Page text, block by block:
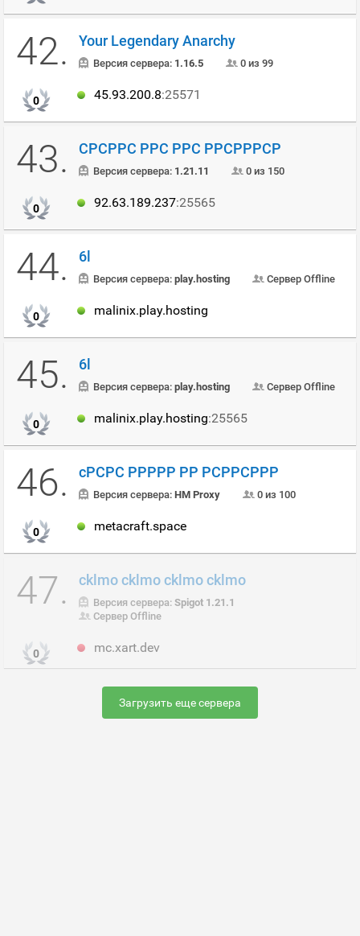
42. Your Legendary Anarchy
Версия сервера: 1.16.5 0 из 99
0 45.93.200.8:25571
43. СРСРРС РРС РРС РРСРРРСР
Версия сервера: 1.21.11 0 из 150
0 92.63.189.237:25565
44. 6l
Версия сервера: play.hosting Сервер Offline
0 malinix.play.hosting
45. 6l
Версия сервера: play.hosting Сервер Offline
0 malinix.play.hosting:25565
46. cРСРС РРРРР РР РСРРСРРР
Версия сервера: HM Proxy 0 из 100
0 metacraft.space
47. cklmo cklmo cklmo cklmo
Версия сервера: Spigot 1.21.1
Сервер Offline
0 mc.xart.dev
Загрузить еще сервера